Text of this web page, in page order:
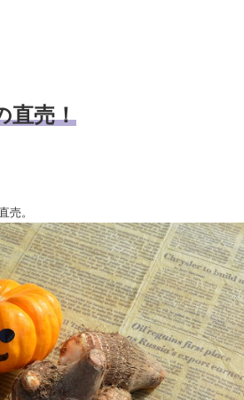
直売！
売。